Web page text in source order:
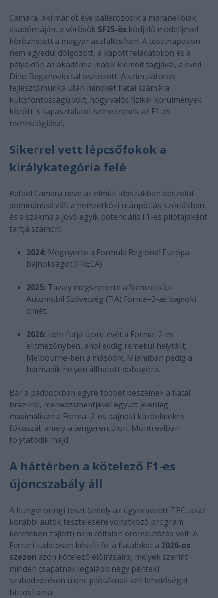
Camara, aki már öt éve pallérozódik a maranellóiak
akadémiáján, a vörösök SF25-öskódjelű modelljével
körözhetett a magyar aszfaltcsíkon. A tesztnapokon
nem egyedül dolgozott, a kapott feladatokon és a
pályaidőn az akadémia másik kiemelt tagjával, a svéd
Dino Beganoviccsal osztozott. A szimulátoros
fejlesztőmunka után mindkét fiatal számára
kulcsfontosságú volt, hogy valós fizikai körülmények
között is tapasztalatot szerezzenek az F1-es
technológiával.
Sikerrel vett lépcsőfokok a
királykategória felé
Rafael Camara neve az elmúlt időszakban abszolút
dominánssá vált a nemzetközi utánpótlás-szériákban,
és a szakma a jövő egyik potenciális F1-es pilótájaként
tartja számon:
2024: Megnyerte a Formula Regional Európa-
bajnokságot (FRECA).
2025: Tavaly megszerezte a Nemzetközi
Automobil Szövetség (FIA) Forma–3-as bajnoki
címét.
2026: Idén futja újonc évét a Forma–2-es
elitmezőnyben, ahol eddig remekül helytállt;
Melbourne-ben a második, Miamiban pedig a
harmadik helyen állhatott dobogóra.
Bár a paddockban egyre többet beszélnek a fiatal
brazilról, menedzsmentjével együtt jelenleg
maximálisan a Forma–2-es bajnoki küzdelmekre
fókuszál, amely a tengerentúlon, Montrealban
folytatódik majd.
A háttérben a kötelező F1-es
újoncszabály áll
A hungaroringi teszt (amely az úgynevezett TPC, azaz
korábbi autók tesztelésére vonatkozó program
keretében zajlott) nem céltalan örömautózás volt. A
Ferrari tudatosan készíti fel a fiatalokat a 2026-os
szezon azon kötelező előírásaira, melyek szerint
minden csapatnak legalább négy pénteki
szabadedzésen újonc pilótáknak kell lehetőséget
biztosítania.